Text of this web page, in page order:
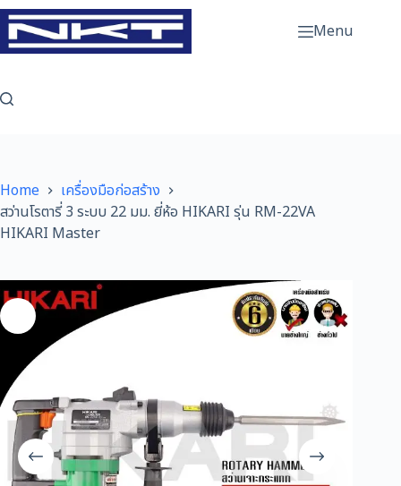
Skip
to
content
Menu
Home
เครื่องมือก่อสร้าง
สว่านโรตารี่ 3 ระบบ 22 มม. ยี่ห้อ HIKARI รุ่น RM-22VA
HIKARI Master